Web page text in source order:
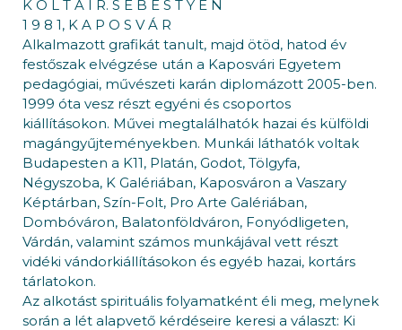
K O L T A I R. S E B E S T Y É N
1 9 8 1, K A P O S V Á R
Alkalmazott grafikát tanult, majd ötöd, hatod év
festőszak elvégzése után a Kaposvári Egyetem
pedagógiai, művészeti karán diplomázott 2005-ben.
1999 óta vesz részt egyéni és csoportos
kiállításokon. Művei megtalálhatók hazai és külföldi
magángyűjteményekben. Munkái láthatók voltak
Budapesten a K11, Platán, Godot, Tölgyfa,
Négyszoba, K Galériában, Kaposváron a Vaszary
Képtárban, Szín-Folt, Pro Arte Galériában,
Dombóváron, Balatonföldváron, Fonyódligeten,
Várdán, valamint számos munkájával vett részt
vidéki vándorkiállításokon és egyéb hazai, kortárs
tárlatokon.
Az alkotást spirituális folyamatként éli meg, melynek
során a lét alapvető kérdéseire keresi a választ: Ki